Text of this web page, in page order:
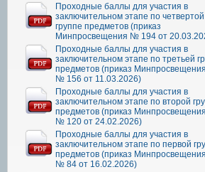
Проходные баллы для участия в
заключительном этапе по четвертой
группе предметов (приказ
Минпросвещения № 194 от
Проходные баллы для участия в
заключительном этапе по третьей
предметов (приказ Минпросвещения
№ 156 от 11.03.2026)
Проходные баллы для участия в
заключительном этапе по второй
предметов (приказ Минпросвещения
№ 120 от 24.02.2026)
Проходные баллы для участия в
заключительном этапе по первой
предметов (приказ Минпросвещения
№ 84 от 16.02.2026)